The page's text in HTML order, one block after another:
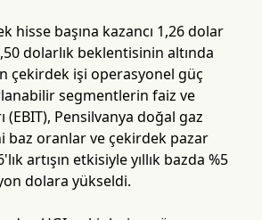
hisse başına kazancı 1,26 dolar
dolarlık beklentisinin altında
çekirdek işi operasyonel güç
segmentlerin faiz ve
(EBIT), Pensilvanya doğal gaz
baz oranlar ve çekirdek pazar
artışın etkisiyle yıllık bazda %5
dolara yükseldi.